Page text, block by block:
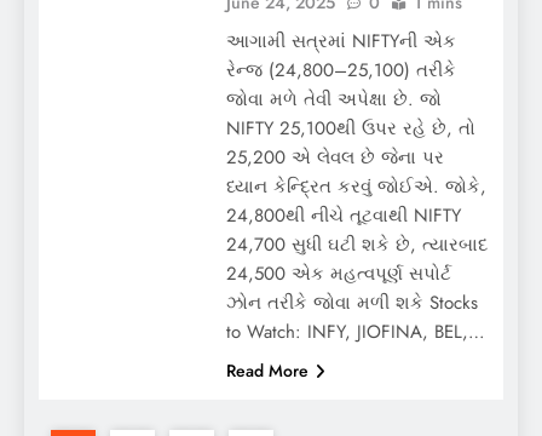
આગામી સત્રમાં NIFTYની એક
રેન્જ (24,800–25,100) તરીકે
જોવા મળે તેવી અપેક્ષા છે. જો
NIFTY 25,100થી ઉપર રહે છે, તો
25,200 એ લેવલ છે જેના પર
ધ્યાન કેન્દ્રિત કરવું જોઈએ. જોકે,
24,800થી નીચે તૂટવાથી NIFTY
24,700 સુધી ઘટી શકે છે, ત્યારબાદ
24,500 એક મહત્વપૂર્ણ સપોર્ટ
ઝોન તરીકે જોવા મળી શકે Stocks
to Watch: INFY, JIOFINA, BEL,…
Read More